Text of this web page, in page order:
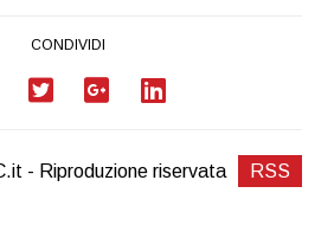
CONDIVIDI
- Riproduzione riservata RSS